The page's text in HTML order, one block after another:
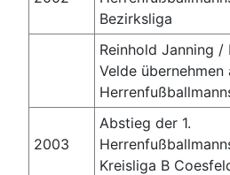
Bezirksliga
Reinhold Janning
Velde übernehmen
2003
Abstieg der 1.
Kreisliga B